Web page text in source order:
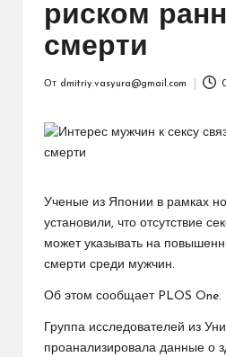
риском
смерти
От dmitriy.vasyura@gmail.com
Ученые из Японии в рамках
установили, что отсутствие
может указывать на
смерти среди мужчин.
Об этом сообщает PLOS One.
Группа исследователей из
проанализировала данные о